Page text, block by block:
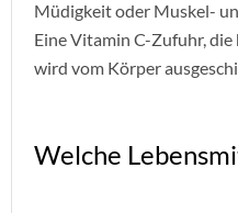
Müdigkeit oder Muskel-
Eine Vitamin C-Zufuhr, die
wird vom Körper
Welche